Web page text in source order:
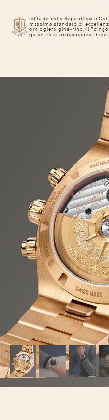
Istituito dalla Repubblica e
massimo standard di
orologiero ginevrino, il
garanzia di provenienza,